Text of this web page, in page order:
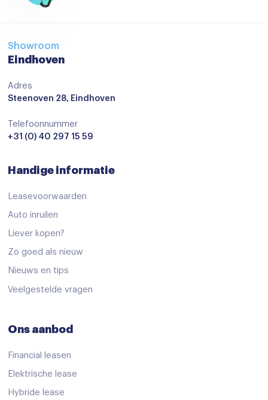
Airbag(s) hoofd voor
Airbag(s) side voor
Airbag bestuurder
Airbag passagier
Bandenspanningscontrolesysteem
bots waarschuwing systeem
dodehoek herkenning
Elektronisch Stabiliteits Programma
Isofix bevestiging voor kinderzitjes
Verkeersbord detectie
Showroom
Eindhoven
Adres
Steenoven 28, Eindhoven
Telefoonnummer
+31 (0) 40 297 15 59
Handige informatie
Leasevoorwaarden
Auto inruilen
Liever kopen?
Zo goed als nieuw
Nieuws en tips
Veelgestelde vragen
Ons aanbod
Financial leasen
Elektrische lease
Hybride lease